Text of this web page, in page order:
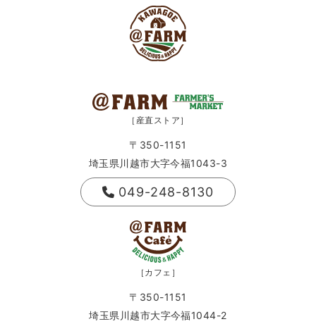
［産直ストア］
〒350-1151
埼玉県川越市大字今福1043-3
049-248-8130
［カフェ］
〒350-1151
埼玉県川越市大字今福1044-2